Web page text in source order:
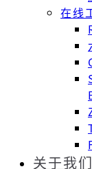
在线
关于我们